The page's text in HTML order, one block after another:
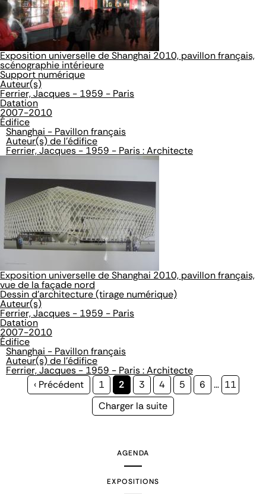
Exposition universelle de Shanghai 2010, pavillon français,
scénographie intérieure
Support numérique
Auteur(s)
Ferrier, Jacques - 1959 - Paris
Datation
2007-2010
Édifice
Shanghai - Pavillon français
Auteur(s) de l'édifice
Ferrier, Jacques - 1959 - Paris : Architecte
Exposition universelle de Shanghai 2010, pavillon français,
vue de la façade nord
Dessin d'architecture (tirage numérique)
Auteur(s)
Ferrier, Jacques - 1959 - Paris
Datation
2007-2010
Édifice
Shanghai - Pavillon français
Auteur(s) de l'édifice
Ferrier, Jacques - 1959 - Paris : Architecte
Page
‹ Précédent Page
1
Page
courante
2 Page
3 Page
4 Page
5 Page
6 … Page
11
Page
Charger la suite
AGENDA
EXPOSITIONS